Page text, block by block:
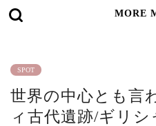
MORE
SPOT
世界の中心とも言
ィ古代遺跡/ギリシ